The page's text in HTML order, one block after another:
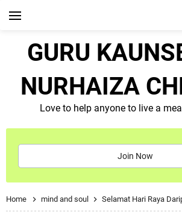
GURU
NURHAIZA
Love to help anyone to live a
Join Now
Home mind and soul Selamat Hari Raya